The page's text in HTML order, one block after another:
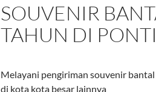
SOUVENIR
TAHUN DI
Melayani pengiriman souvenir
di kota kota besar lainnya